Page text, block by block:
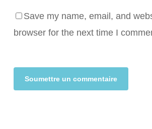
Save my name, email, and
browser for the next time I